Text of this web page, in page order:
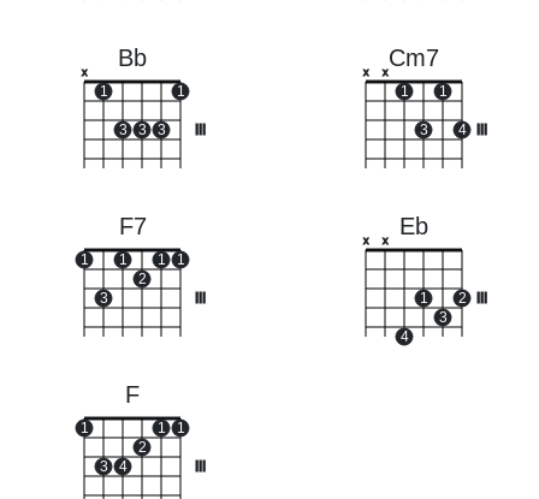
Bb
x
1
3 3 3
1
Cm7
x x
1
3
1
4
F7
1
3
1
2
1 1
Eb
x x
4
1
3
2
F
1
3 4
2
1 1